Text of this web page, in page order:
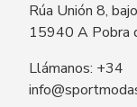
Rúa Unión 8,
15940 A Pobra
Llámanos: +34